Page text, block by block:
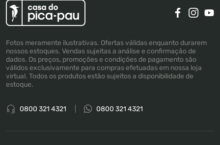
Fotos meramente ilustrativas. Ofertas válidas enquanto durarem
nossos estoques. Vendas sujeitas a análise e confirmação de
dados. Os preços, promoções e condições de pagamento são
válidos exclusivamente para compras efetuadas em nossa loja
virtual. Todos os produtos estão sujeitos a disponibilidade de
estoque.
0800 321 4321 0800 321 4321